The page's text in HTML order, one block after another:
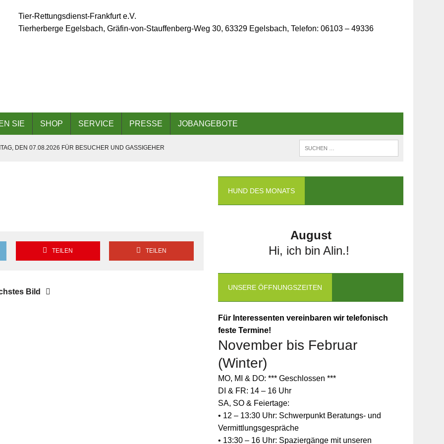
Tier-Rettungsdienst-Frankfurt e.V.
Tierherberge Egelsbach, Gräfin-von-Stauffenberg-Weg 30, 63329 Egelsbach, Telefon: 06103 – 49336
SIE SHOP SERVICE PRESSE JOBANGEBOTE
DEN 07.08.2026 FÜR BESUCHER UND GASSIGEHER
TEILEN TEILEN
Bild
HUND DES MONATS
August
Hi, ich bin Alin.!
UNSERE ÖFFNUNGSZEITEN
Für Interessenten vereinbaren wir telefonisch
feste Termine!
November bis Februar
(Winter)
MO, MI & DO: *** Geschlossen ***
DI & FR: 14 – 16 Uhr
SA, SO & Feiertage:
• 12 – 13:30 Uhr: Schwerpunkt Beratungs- und
Vermittlungsgespräche
• 13:30 – 16 Uhr: Spaziergänge mit unseren